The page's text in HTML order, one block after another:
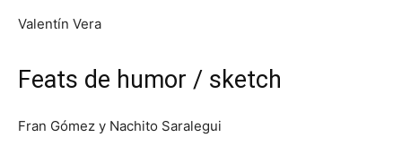
Valentín Vera
Feats de humor / sketch
Fran Gómez y Nachito Saralegui